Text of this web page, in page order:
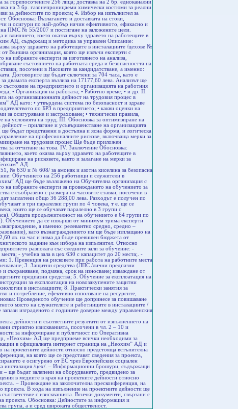
за горепосочените 256 лица; доставка на 2 бр. едноканални
на 3 бр. газонепроницаеми химически костюми за реални
за дейностите по проекта; 4. Избор на изпълнител за
Обосновка: Възлагането и доставката на стоки,
и осигури по най-добър начин ефективното, ефикасно и
на ПМС № 55/2007 и постигане на заложените цели.
влиянието, което оказва върху здравето на работещите в
АД, съдържащ и методика за управлен Описание:
върху здравето на работещите в инсталациите /цехове №
Външна организация, която ще излъчи експерти с
избраните експерти за изготвянето на анализа,
състоянието на работната среда и безопасността на
посочени в Насоките за кандидатстване, а именно:
Договорите ще бъдат сключени за 704 часа, като е
двамата експерта възлиза на 17177,60 лева. Анализът ще
на предприятието и организацията на работния
• Организация на работата; • Работно време; • и др. II.
на организационната дейност на трудовия процес в
АД като: • утвърдена система по безопасност и здраве
по БРЗ в предприятието; • какви оценки на
за осигуряване и застраховане; • технически правила,
на условията на труд; III. Обосновка за оптимизиране на
– прилагане и усъвършенстване на организацията
бъдат представени в достъпна и ясна форма, и логическа
на професионалните рискове, включваща мерки за
на трудовия процес Ще бъде приложен
за отчитане на това. IV. Заключение Обосновка:
което оказва върху здравето на работещите в
на рисковете, както и залагане на мерки за
АД.
№ 630 и № 608/ за амоняк и азотна киселина за безопасна
Обучението на 256 работници и служители в
АД ще бъде възложено на Обучителна организация с
на избраните експерти за провеждането на обучението за
е съобразено с размера на часовите ставки, посочени в
заплатени общо 36 288,00 лева. Разходът е получен по
в три паралелни групи по 4 човека, т е. ще се
които ще се обучават паралелно в 3 групи с
Общата продължителност на обучението е 64 групи по
Обучението да се извърши от минимум трима експерти
а именно: релевантно средно, средно –
като възнаграждението им ще бъде изплащано на
лв. на час и няма да бъде превишен бюджета от
задание към избора на изпълнител. Относно
разполага със следните зали за обучение: -
- учебна зала в цех 630 с капацитет до 20 места;. -
1. Превенция на рисковете при работа на работните места
3. Защитни средства (ЛПС /лични предпазни
съхраняване, подмяна, срок на износване; изваждане от
предпазни средства; 5. Обучение за експлоатация на
за експлоатация на новозакупените защитни
в инсталациите; 8. Практически занятия за
и потребление, ефективно използване на ресурсите,
Проведеното обучение ще допринесе за повишаване
място на служителите и работниците в инсталациите /
изграденото с годините доверие между управленския
дейности и съответните резултати от изпълнението на
стриктно изискванията, посочени в чл. 2 – 10 и
за информиране и публичност по Оперативна
«Неохим» АД ще предприеме всички необходими за
в официалната интернет страница на „Неохим” АД и
проектните дейности относно предстояща встъпителна
на която ще се представят сведения за проекта,
е осигурено от ЕС чрез Европейския социален
инсталация /цех/. – Информационни брошури, съдържащи
ще бъдат залепени на оборудването, предвидено за
в медиите в края на проектните дейности относно
– Провеждане на заключителна пресконференция, на
проекта. В хода на изпълнение на проектните дейности ще
с изискванията. Всички документи, свързани с
проекта. Обосновка: Дейностите за информация и
групa, а и сред широката общественост.